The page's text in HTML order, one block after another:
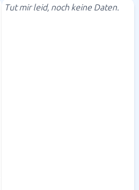
Tut mir leid, noch keine Daten.